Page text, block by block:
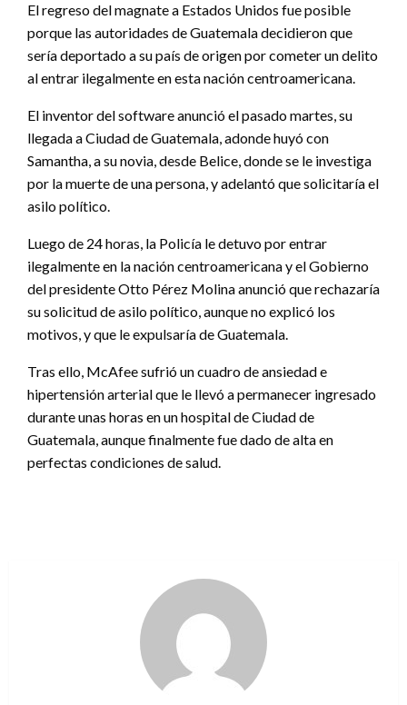
El regreso del magnate a Estados Unidos fue posible
porque las autoridades de Guatemala decidieron que
sería deportado a su país de origen por cometer un delito
al entrar ilegalmente en esta nación centroamericana.
El inventor del software anunció el pasado martes, su
llegada a Ciudad de Guatemala, adonde huyó con
Samantha, a su novia, desde Belice, donde se le investiga
por la muerte de una persona, y adelantó que solicitaría el
asilo político.
Luego de 24 horas, la Policía le detuvo por entrar
ilegalmente en la nación centroamericana y el Gobierno
del presidente Otto Pérez Molina anunció que rechazaría
su solicitud de asilo político, aunque no explicó los
motivos, y que le expulsaría de Guatemala.
Tras ello, McAfee sufrió un cuadro de ansiedad e
hipertensión arterial que le llevó a permanecer ingresado
durante unas horas en un hospital de Ciudad de
Guatemala, aunque finalmente fue dado de alta en
perfectas condiciones de salud.